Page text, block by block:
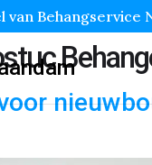
van Behangservice